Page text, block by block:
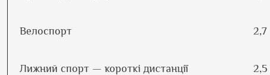
Велоспорт 2,7
Лижний спорт — короткі дистанції 2,5